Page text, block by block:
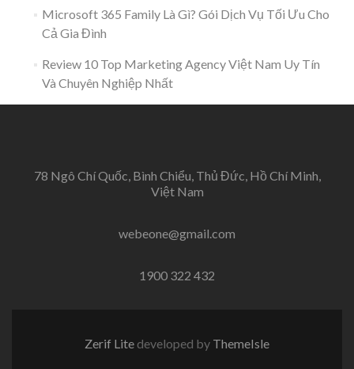
Microsoft 365 Family Là Gì? Gói Dịch Vụ Tối Ưu Cho
Cả Gia Đình
Review 10 Top Marketing Agency Việt Nam Uy Tín
Và Chuyên Nghiệp Nhất
78 Ngô Chí Quốc, Bình Chiểu, Thủ Đức, Hồ Chí Minh,
Việt Nam
webeone@gmail.com
1900 322 432
Zerif Lite developed by ThemeIsle